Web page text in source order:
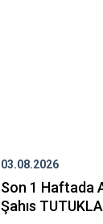
03.08.2026
Son 1 Haftada
Şahıs